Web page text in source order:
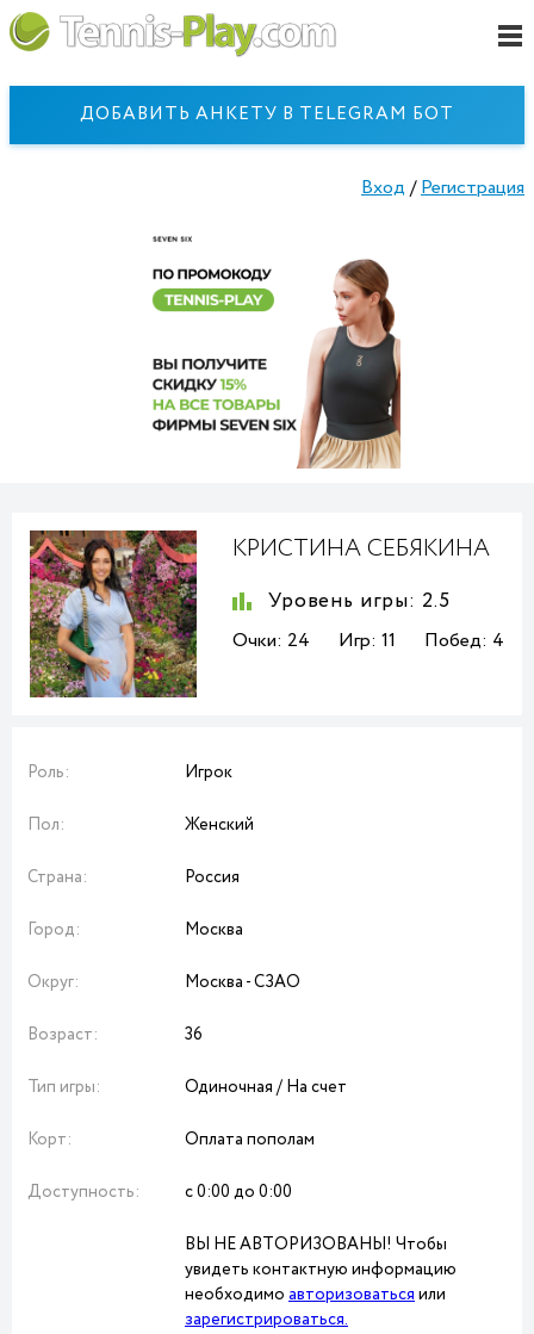
ДОБАВИТЬ АНКЕТУ В TELEGRAM БОТ
Вход /Регистрация
КРИСТИНА СЕБЯКИНА
Уровень игры: 2.5
Очки: 24 Игр: 11 Побед: 4
Роль: Игрок
Пол: Женский
Страна: Россия
Город: Москва
Округ: Москва - СЗАО
Возраст: 36
Тип игры: Одиночная / На счет
Корт: Оплата пополам
Доступность: с 0:00 до 0:00
ВЫ НЕ АВТОРИЗОВАНЫ! Чтобы
увидеть контактную информацию
необходимо авторизоватьсяили
зарегистрироваться.